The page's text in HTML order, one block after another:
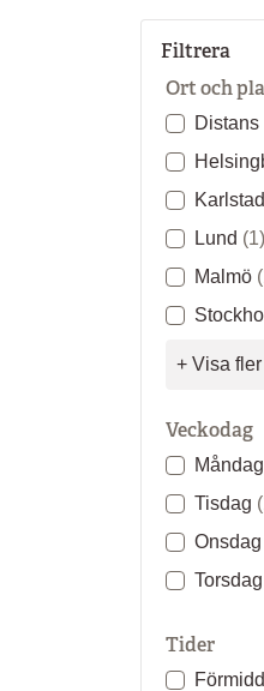
Filtrera
Ort och
Distans
Karlstad
Lund (1)
Malmö
+ Visa fler
Veckodag
Måndag
Tisdag
Onsdag
Torsdag
Tider